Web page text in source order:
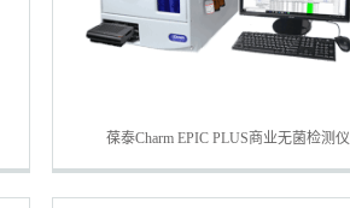
葆泰Charm EPIC PLUS商业无菌检测仪